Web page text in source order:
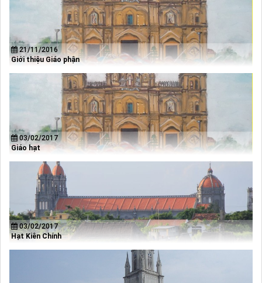
21/11/2016
Giới thiệu Giáo phận
03/02/2017
Giáo hạt
03/02/2017
Hạt Kiên Chính